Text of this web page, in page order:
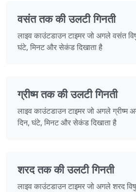
वसंत तक की उलटी गिनती
लाइव काउंटडाउन टाइमर जो अगले वसंत
घंटे, मिनट और सेकंड दिखाता है
ग्रीष्म तक की उलटी गिनती
लाइव काउंटडाउन टाइमर जो अगले ग्रीष्म
दिन, घंटे, मिनट और सेकंड दिखाता है
शरद तक की उलटी गिनती
लाइव काउंटडाउन टाइमर जो अगले शरद